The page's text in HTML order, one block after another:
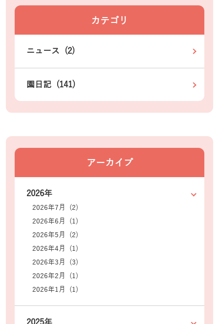
カテゴリ
ニュース (2)
園日記 (141)
アーカイブ
2026年
2026年7月 (2)
2026年6月 (1)
2026年5月 (2)
2026年4月 (1)
2026年3月 (3)
2026年2月 (1)
2026年1月 (1)